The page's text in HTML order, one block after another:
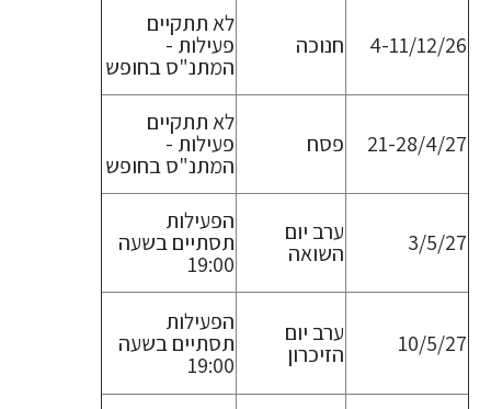
4-11/12/26 חנוכה
לא תתקיים
פעילות -
המתנ"ס בחופש
21-28/4/27 פסח
לא תתקיים
פעילות -
המתנ"ס בחופש
3/5/27 ערב יום
השואה
הפעילות
תסתיים בשעה
19:00
10/5/27 ערב יום
הזיכרון
הפעילות
תסתיים בשעה
19:00